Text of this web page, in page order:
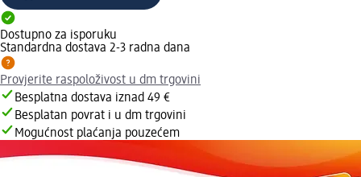
Dostupno za isporuku
Standardna dostava 2-3 radna dana
Provjerite raspoloživost u dm trgovini
Besplatna dostava iznad 49 €
Besplatan povrat i u dm trgovini
Mogućnost plaćanja pouzećem